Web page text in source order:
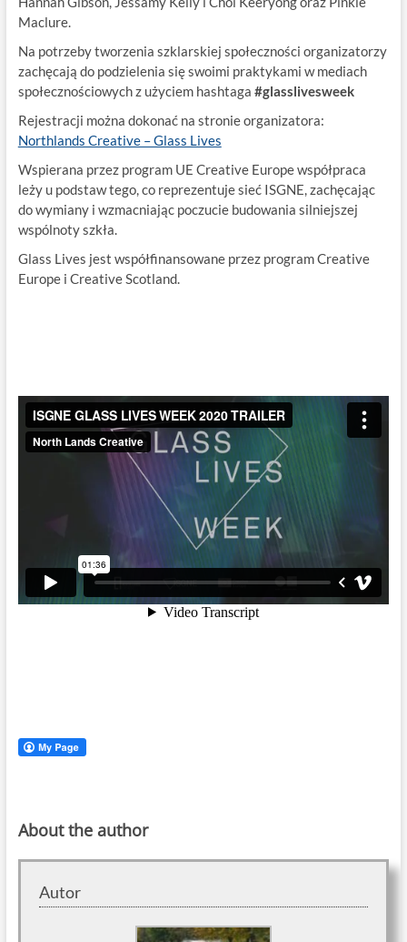
Maclure.
Na potrzeby tworzenia szklarskiej społeczności organizatorzy
zachęcają do podzielenia się swoimi praktykami w mediach
społecznościowych z użyciem hashtaga #glasslivesweek
Rejestracji można dokonać na stronie organizatora:
Northlands Creative – Glass Lives
Wspierana przez program UE Creative Europe współpraca
leży u podstaw tego, co reprezentuje sieć ISGNE, zachęcając
do wymiany i wzmacniając poczucie budowania silniejszej
wspólnoty szkła.
Glass Lives jest współfinansowane przez program Creative
Europe i Creative Scotland.
About the author
Autor